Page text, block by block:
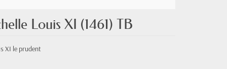
Louis XI (1461) TB
XI le prudent